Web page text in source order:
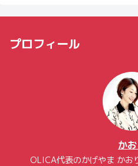
プロフィール
か
OLICA代表のかげやま かお